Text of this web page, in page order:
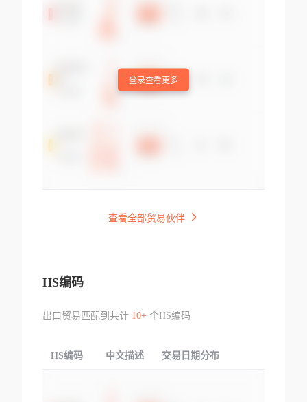
登录查看更多
查看全部贸易伙伴
HS编码
出口贸易匹配到共计 10+个HS编码
HS编码 中文描述 交易日期分布